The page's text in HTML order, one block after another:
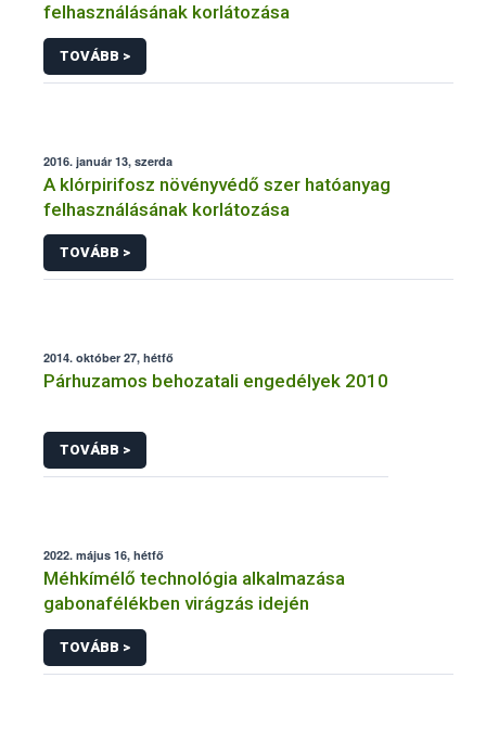
felhasználásának korlátozása
TOVÁBB >
2016. január 13, szerda
A klórpirifosz növényvédő szer hatóanyag
felhasználásának korlátozása
TOVÁBB >
2014. október 27, hétfő
Párhuzamos behozatali engedélyek 2010
TOVÁBB >
2022. május 16, hétfő
Méhkímélő technológia alkalmazása
gabonafélékben virágzás idején
TOVÁBB >